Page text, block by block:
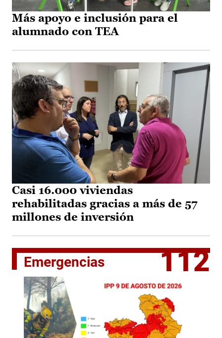
Más apoyo e inclusión para el
alumnado con TEA
Casi 16.000 viviendas
rehabilitadas gracias a más de 57
millones de inversión
Emergencias 112